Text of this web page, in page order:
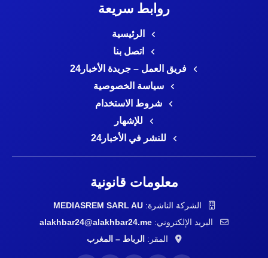
روابط سريعة
الرئيسية
اتصل بنا
فريق العمل – جريدة الأخبار24
سياسة الخصوصية
شروط الاستخدام
للإشهار
للنشر في الأخبار24
معلومات قانونية
الشركة الناشرة:MEDIASREM SARL AU
البريد الإلكتروني: alakhbar24@alakhbar24.me
المقر:الرباط – المغرب